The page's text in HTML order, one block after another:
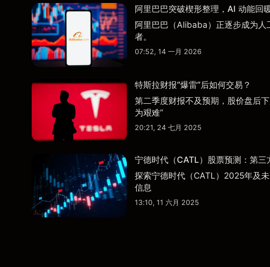
阿里巴巴突破楔形整理，AI 动能回
阿里巴巴（Alibaba）正逐步成为
者。
07:52, 14 一月 2026
特斯拉财报“爆雷”后如何交易？
第二季度财报不及预期，股价盘后
为艰难”
20:21, 24 七月 2025
宁德时代（CATL）股票预测：第三
探索宁德时代（CATL）2025年及
信息
13:10, 11 六月 2025